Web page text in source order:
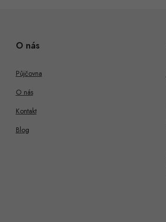
u
O nás
Půjčovna
O nás
Kontakt
Blog